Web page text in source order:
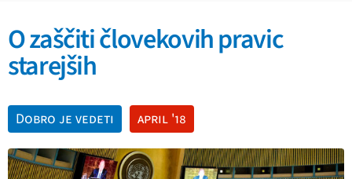
O zaščiti človekovih pravic
starejših
Dobro je vedeti april '18